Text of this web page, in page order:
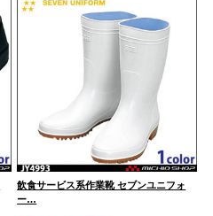
飲食サービス系作業靴 セブンユニフォ
ー…